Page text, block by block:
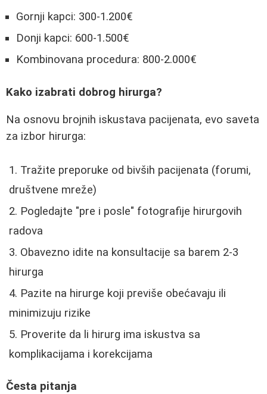
Gornji kapci: 300-1.200€
Donji kapci: 600-1.500€
Kombinovana procedura: 800-2.000€
Kako izabrati dobrog hirurga?
Na osnovu brojnih iskustava pacijenata, evo saveta
za izbor hirurga:
Tražite preporuke od bivših pacijenata (forumi,
društvene mreže)
Pogledajte "pre i posle" fotografije hirurgovih
radova
Obavezno idite na konsultacije sa barem 2-3
hirurga
Pazite na hirurge koji previše obećavaju ili
minimizuju rizike
Proverite da li hirurg ima iskustva sa
komplikacijama i korekcijama
Česta pitanja